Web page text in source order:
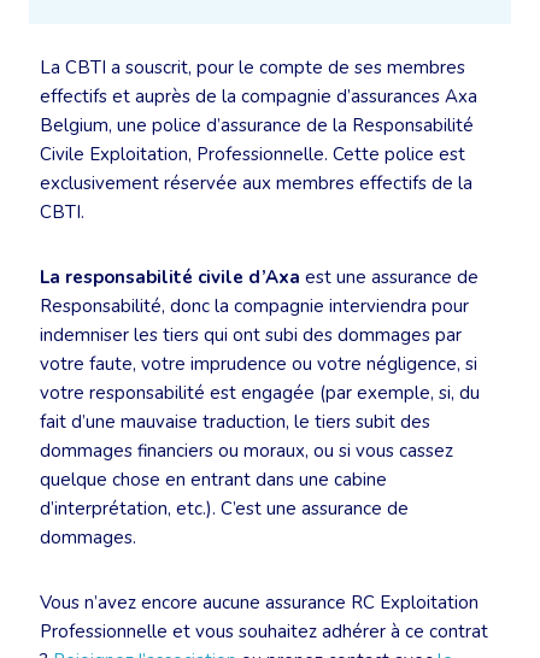
La CBTI a souscrit, pour le compte de ses membres
effectifs et auprès de la compagnie d’assurances Axa
Belgium, une police d’assurance de la Responsabilité
Civile Exploitation, Professionnelle. Cette police est
exclusivement réservée aux membres effectifs de la
CBTI.
La responsabilité civile d’Axa est une assurance de
Responsabilité, donc la compagnie interviendra pour
indemniser les tiers qui ont subi des dommages par
votre faute, votre imprudence ou votre négligence, si
votre responsabilité est engagée (par exemple, si, du
fait d’une mauvaise traduction, le tiers subit des
dommages financiers ou moraux, ou si vous cassez
quelque chose en entrant dans une cabine
d’interprétation, etc.). C’est une assurance de
dommages.
Vous n’avez encore aucune assurance RC Exploitation
Professionnelle et vous souhaitez adhérer à ce contrat